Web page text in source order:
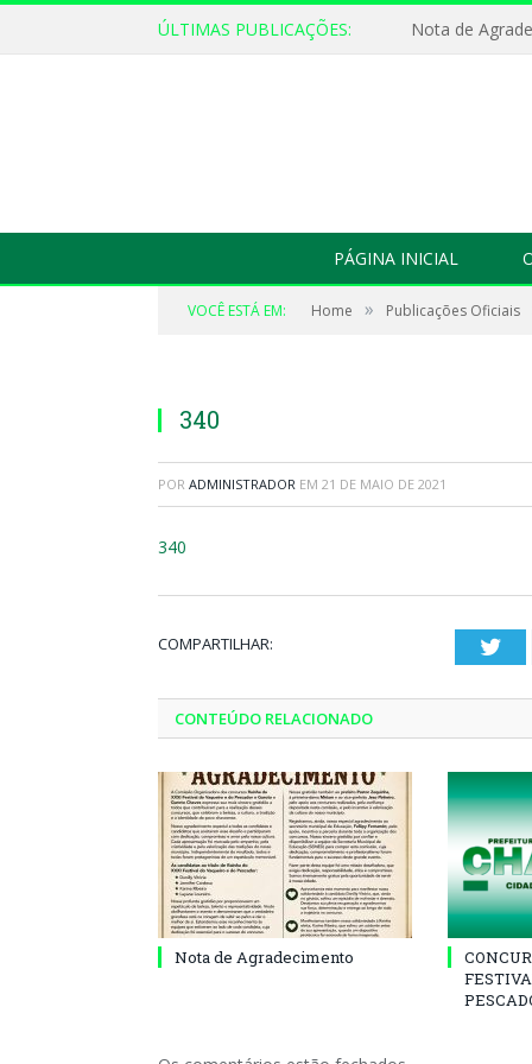
ÚLTIMAS PUBLICAÇÕES: Nota de
PÁGINA INICIAL
VOCÊ ESTÁ EM: Home » Publicações Oficiais
340
POR ADMINISTRADOR EM 21 DE MAIO DE 2021
340
COMPARTILHAR:
CONTEÚDO RELACIONADO
Nota de Agradecimento